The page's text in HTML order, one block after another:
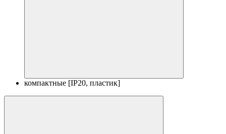
компактные [IP20, пластик]